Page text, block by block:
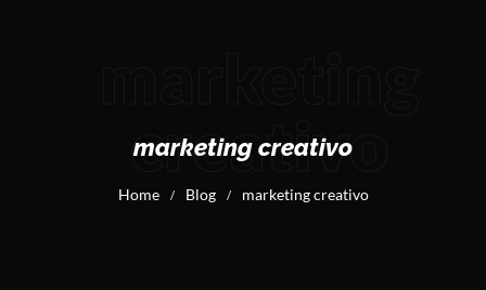
creativo
marketing creativo
Home / Blog / marketing creativo